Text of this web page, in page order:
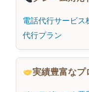
電話代行サービス
代行プラン
実績豊富なプ